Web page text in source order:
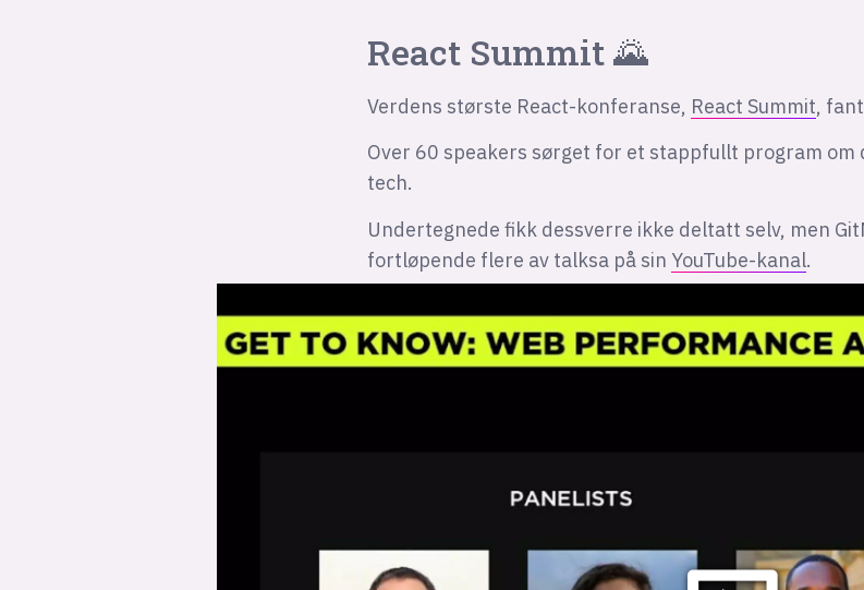
React Summit 🌄
Verdens største React-konferanse, React Summit,
Over 60 speakers sørget for et stappfullt program om
tech.
Undertegnede fikk dessverre ikke deltatt selv, men
fortløpende flere av talksa på sin YouTube-kanal.